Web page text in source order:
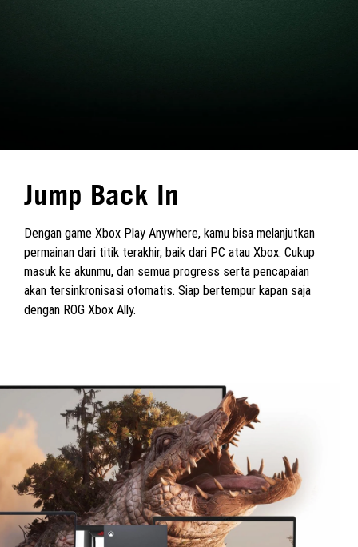
Jump Back In
Dengan game Xbox Play Anywhere, kamu bisa melanjutkan
permainan dari titik terakhir, baik dari PC atau Xbox. Cukup
masuk ke akunmu, dan semua progress serta pencapaian
akan tersinkronisasi otomatis. Siap bertempur kapan saja
dengan ROG Xbox Ally.